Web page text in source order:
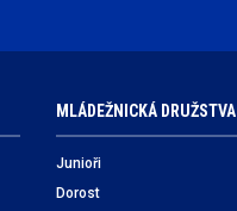
MLÁDEŽNICKÁ DRUŽSTVA
Junioři
Dorost